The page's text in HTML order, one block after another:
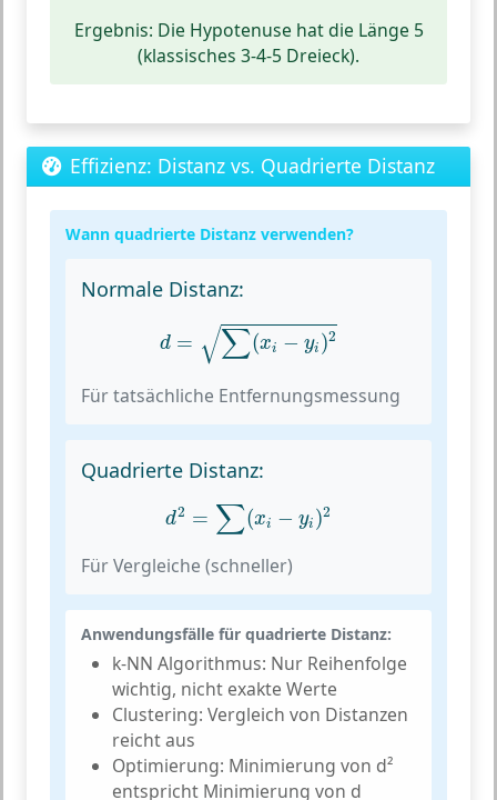
Ergebnis: Die Hypotenuse hat die Länge 5
(klassisches 3-4-5 Dreieck).
Effizienz: Distanz vs. Quadrierte Distanz
Wann quadrierte Distanz verwenden?
Normale Distanz:
d = √∑(xi − yi )2
∑(xi−yi)2
Für tatsächliche Entfernungsmessung
Quadrierte Distanz:
d2 = ∑(xi − yi )2
=∑(x
Für Vergleiche (schneller)
Anwendungsfälle für quadrierte Distanz:
k-NN Algorithmus: Nur Reihenfolge
wichtig, nicht exakte Werte
Clustering: Vergleich von Distanzen
reicht aus
Optimierung: Minimierung von d²
entspricht Minimierung von d